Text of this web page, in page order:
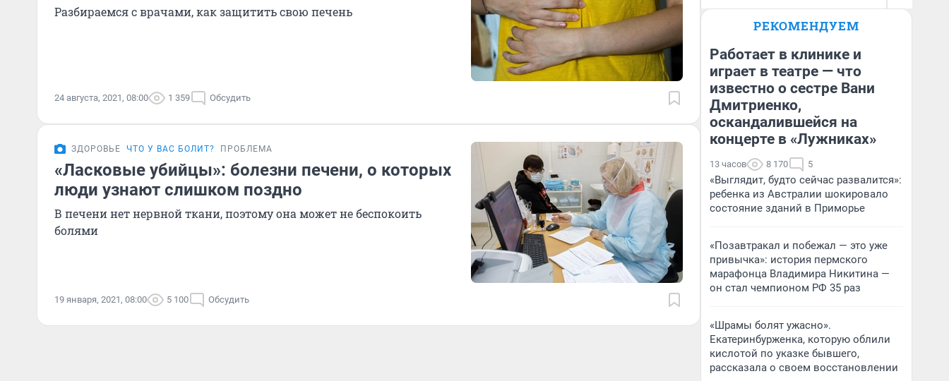
Разбираемся с врачами, как защитить свою печень
24 августа, 2021, 08:00 1 359 Обсудить
ЗДОРОВЬЕ ЧТО У ВАС БОЛИТ? ПРОБЛЕМА
«Ласковые убийцы»: болезни печени, о которых
люди узнают слишком поздно
В печени нет нервной ткани, поэтому она может не беспокоить
болями
19 января, 2021, 08:00 5 100 Обсудить
Надежда Губарь
РЕКОМЕНДУЕМ
Работает в клинике и
играет в театре — что
известно о сестре Вани
Дмитриенко,
оскандалившейся на
концерте в «Лужниках»
13 часов 8 170 5
«Выглядит, будто сейчас развалится»:
ребенка из Австралии шокировало
состояние зданий в Приморье
«Позавтракал и побежал — это уже
привычка»: история пермского
марафонца Владимира Никитина —
он стал чемпионом РФ 35 раз
«Шрамы болят ужасно».
Екатеринбурженка, которую облили
кислотой по указке бывшего,
рассказала о своем восстановлении